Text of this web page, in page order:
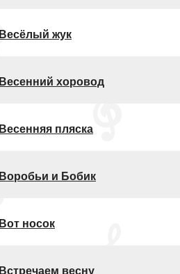
Весёлый жук
Весенний хоровод
Весенняя пляска
Воробьи и Бобик
Вот носок
Встречаем весну